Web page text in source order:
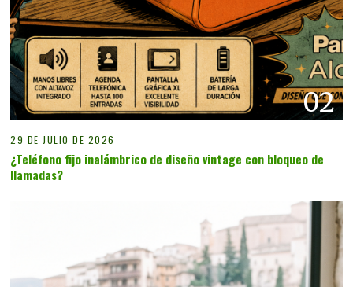
02
29 DE JULIO DE 2026
¿Teléfono fijo inalámbrico de diseño vintage con bloqueo de
llamadas?